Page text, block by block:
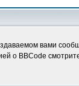
вами
о BBCode